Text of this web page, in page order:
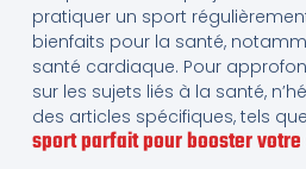
pratiquer un sport
bienfaits pour la santé,
santé cardiaque. Pour
sur les sujets liés à la santé,
des articles spécifiques, tels
sport parfait pour booster